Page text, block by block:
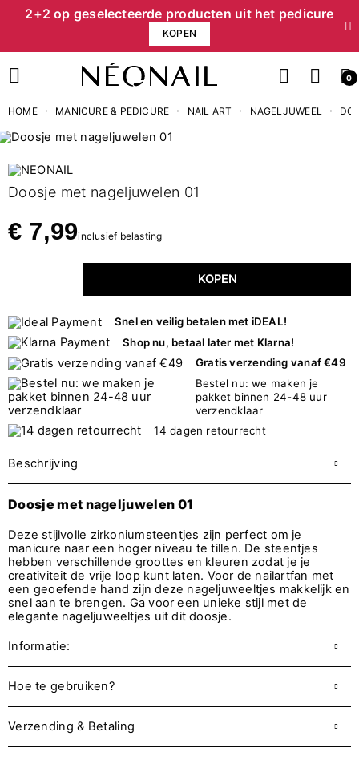
2+2 op geselecteerde producten uit het pedicure
KOPEN
0
HOME MANICURE & PEDICURE NAIL ART NAGELJUWEEL
Doosje met nageljuwelen 01
€ 7,99inclusief belasting
KOPEN
Snel en veilig betalen met iDEAL!
Shop nu, betaal later met Klarna!
Gratis verzending vanaf €49
Bestel nu: we maken je
pakket binnen 24-48 uur
verzendklaar
14 dagen retourrecht
Beschrijving
Doosje met nageljuwelen 01
Deze stijlvolle zirkoniumsteentjes zijn perfect om je
manicure naar een hoger niveau te tillen. De steentjes
hebben verschillende groottes en kleuren zodat je je
creativiteit de vrije loop kunt laten. Voor de nailartfan met
een geoefende hand zijn deze nageljuweeltjes makkelijk en
snel aan te brengen. Ga voor een unieke stijl met de
elegante nageljuweeltjes uit dit doosje.
Informatie:
Hoe te gebruiken?
Verzending & Betaling